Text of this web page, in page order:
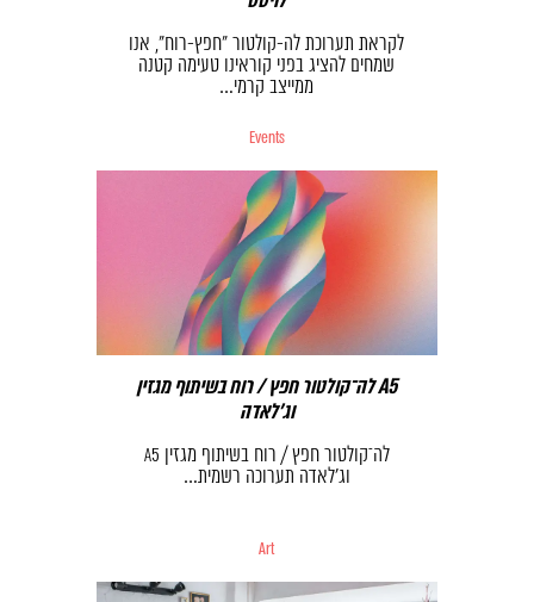
לקראת תערוכת לה-קולטור ״חפץ-רוח״, אנו
שמחים להציג בפני קוראינו טעימה קטנה
ממייצב קרמי…
Events
לה־קולטור חפץ / רוח בשיתוף מגזין A5
וג׳לאדה
לה־קולטור חפץ / רוח בשיתוף מגזין A5
וג׳לאדה תערוכה רשמית…
Art